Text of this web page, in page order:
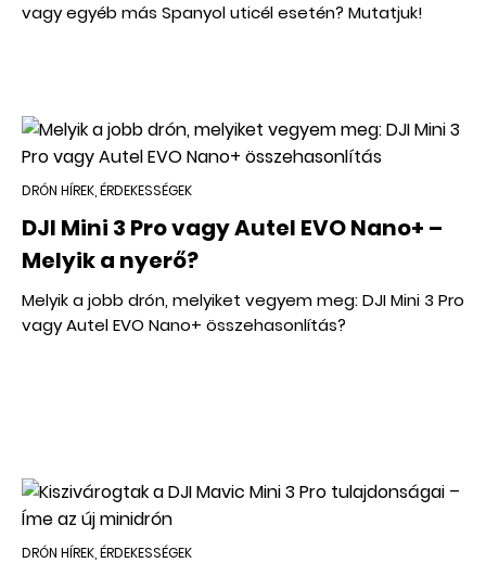
vagy egyéb más Spanyol uticél esetén? Mutatjuk!
DRÓN HÍREK, ÉRDEKESSÉGEK
DJI Mini 3 Pro vagy Autel EVO Nano+ –
Melyik a nyerő?
Melyik a jobb drón, melyiket vegyem meg: DJI Mini 3 Pro
vagy Autel EVO Nano+ összehasonlítás?
DRÓN HÍREK, ÉRDEKESSÉGEK